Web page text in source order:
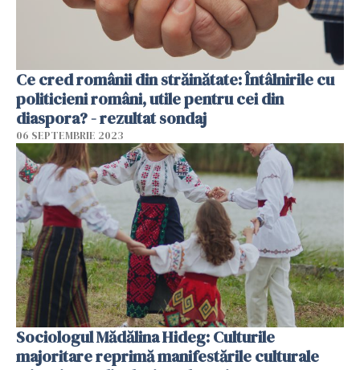
Ce cred românii din străinătate: Întâlnirile cu
politicieni români, utile pentru cei din
diaspora? - rezultat sondaj
06 SEPTEMBRIE 2023
Sociologul Mădălina Hideg: Culturile
majoritare reprimă manifestările culturale